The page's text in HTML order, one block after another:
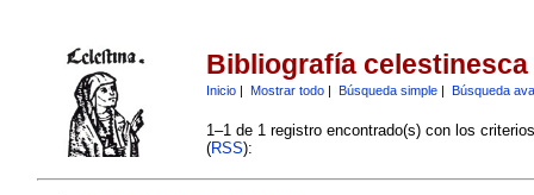
Bibliografía celestinesca
Inicio| Mostrar todo| Búsqueda simple| Búsqueda
1–1 de 1 registro encontrado(s) con los
(RSS):